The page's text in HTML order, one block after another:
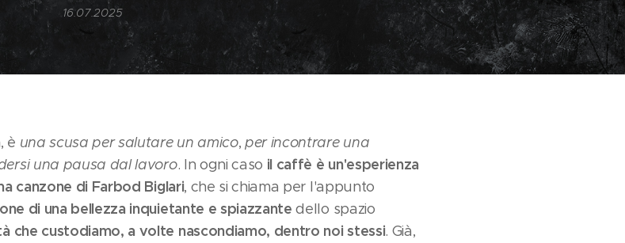
16.07.2025
, è una scusa per salutare un amico,per incontrare una
una pausa dal lavoro. In ogni caso il caffè è un'esperienza
canzone di Farbod Biglari, che si chiama per l'appunto
di una bellezza inquietante e spiazzante dello spazio
che custodiamo, a volte nascondiamo, dentro noi stessi. Già,